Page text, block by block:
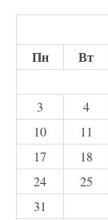
Пн
Вт
3
4
10
11
17
18
24
25
31